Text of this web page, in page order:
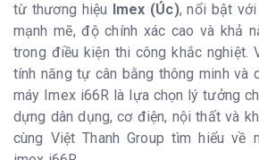
từ thương hiệu
Imex (Úc), nổi bật
mạnh mẽ, độ chính xác cao và khả
trong điều kiện thi công khắc nghiệt.
tính năng tự cân bằng thông minh và
máy Imex i66R là lựa chọn lý tưởng
dựng dân dụng, cơ điện, nội thất và
cùng Việt Thanh Group tìm hiểu về